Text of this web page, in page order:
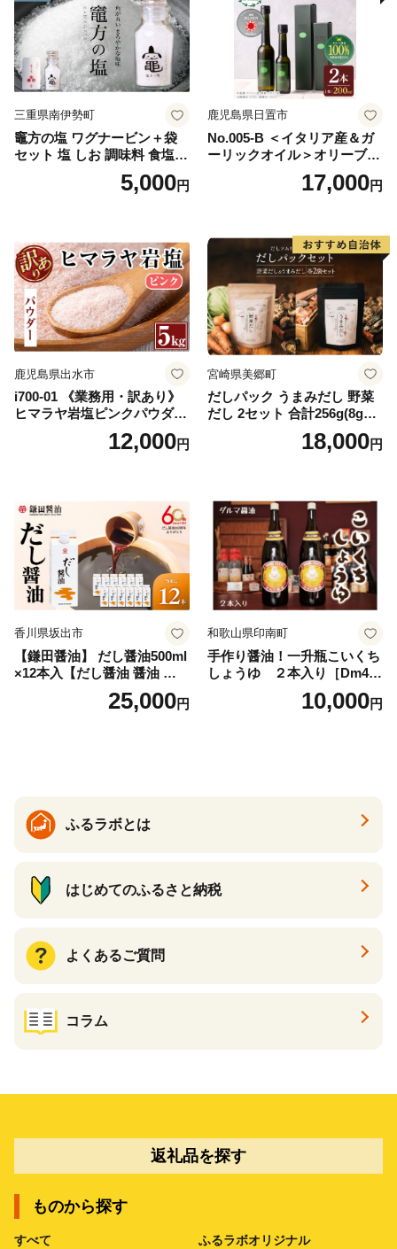
三重県南伊勢町
竈方の塩 ワグナービン＋袋
セット 塩 しお 調味料 食塩
天然 ミネラル 調味料 ソルト
salt 料理 味付 おにぎり 三重
5,000円
鹿児島県日置市
No.005-B ＜イタリア産＆ガ
ーリックオイル＞オリーブオ
イルセット(200ml×2本) 日置
市 特産品 調味料 油 エキスト
ブ】
17,000円
鹿児島県出水市
i700-01 《業務用・訳あり》
ヒマラヤ岩塩ピンクパウダー
タイプ(5kg) 岩塩 塩 調味料
しお 保存料不使用 天然 パウ
ティースマイル】
12,000円
宮崎県美郷町
だしパック うまみだし 野菜
だし 2セット 合計256g(8g×8
パック×2種×2セット) [岡田商
店 宮崎県 美郷町 31ac0069]
18,000円
香川県坂出市
【鎌田醤油】 だし醤油500ml
×12本入【だし醤油 醤油 人気
おすすめ 人気だし醤油 出汁
25,000円
和歌山県印南町
手作り醤油！一升瓶こいくち
しょうゆ ２本入り［Dm4］
｜手作り 醤油 和歌山県 印南
町 一升瓶 こいくちしょうゆ
10,000円
ふるラボとは
はじめてのふるさと納税
よくあるご質問
コラム
返礼品を探す
ものから探す
すべて ふるラボオリジナル